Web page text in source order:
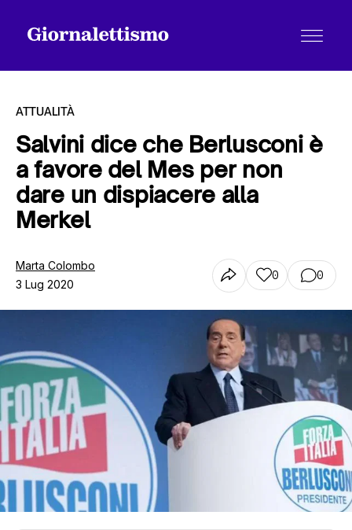
Tutti gli articoli
Contatti
ATTUALITÀ
Salvini dice che Berlusconi è
a favore del Mes per non
dare un dispiacere alla
Merkel
Marta Colombo
3 Lug 2020
0 0